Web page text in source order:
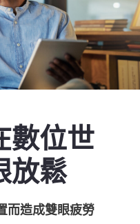
數位世
放鬆
而造成雙眼疲勞